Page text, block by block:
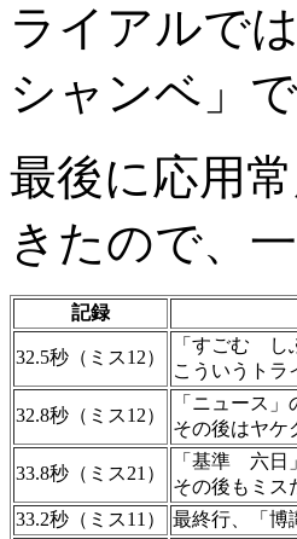
ライアルで
シャンベ」
最後に応用
きたので、
記録
32.5秒（ミス12）
「すごむ し
こういうトラ
32.8秒（ミス12）
「ニュース
その後はヤケ
33.8秒（ミス21）
「基準 六日
その後もミス
33.2秒（ミス11）
最終行、「博